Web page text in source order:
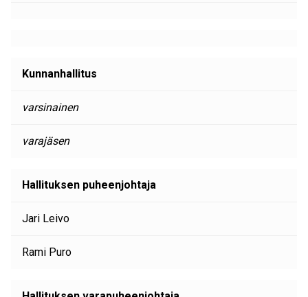
Kunnanhallitus
varsinainen
varajäsen
Hallituksen puheenjohtaja
Jari Leivo
Rami Puro